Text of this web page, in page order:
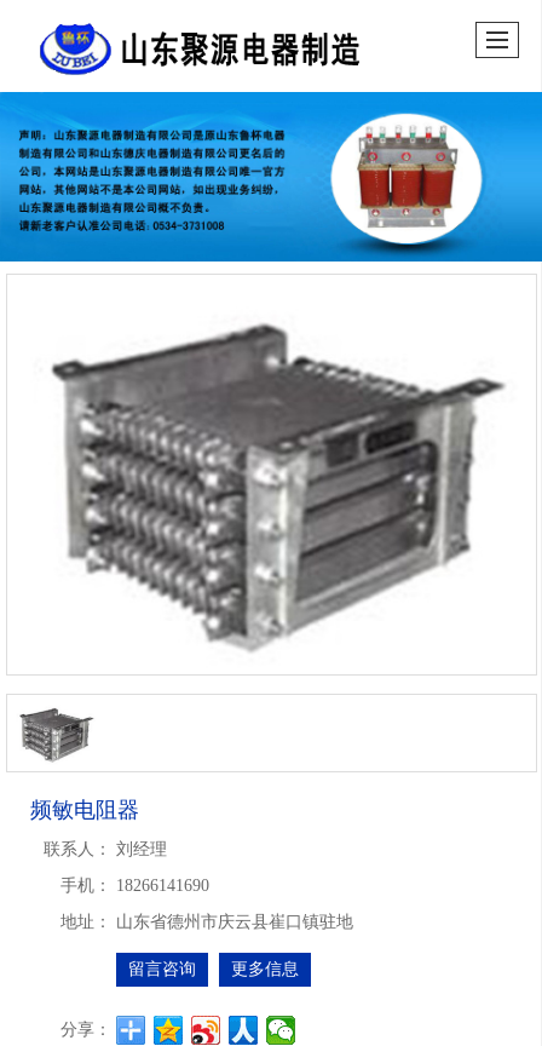
频敏电阻器
联系人：
刘经理
手机：
18266141690
地址：
山东省德州市庆云县崔口镇驻地
留言咨询 更多信息
分享：